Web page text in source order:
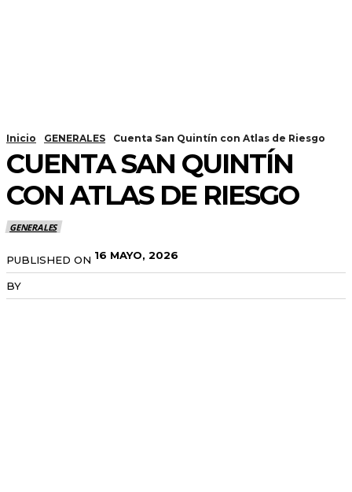
Inicio GENERALES Cuenta San Quintín con Atlas de Riesgo
CUENTA SAN QUINTÍN
CON ATLAS DE RIESGO
GENERALES
PUBLISHED ON 16 MAYO, 2026
BY